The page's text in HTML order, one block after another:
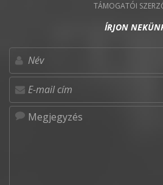
TÁMOGATÓI
ÍRJON